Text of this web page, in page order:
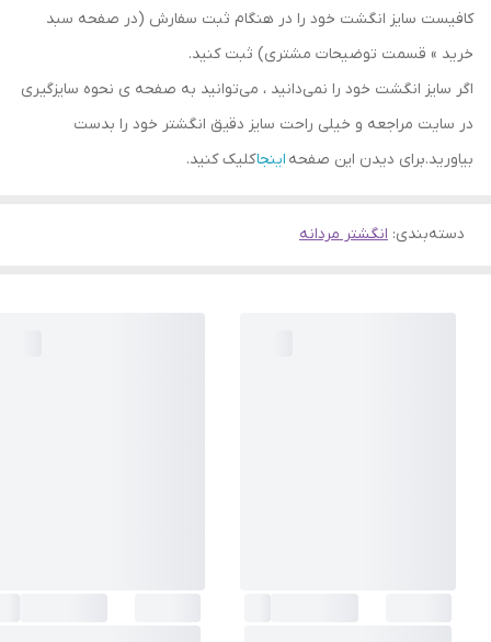
کافیست سایز انگشت خود را در هنگام ثبت سفارش (در صفحه سبد
خرید » قسمت توضیحات مشتری) ثبت کنید.
اگر سایز انگشت خود را نمی‌دانید ، می‌توانید به صفحه ی نحوه سایزگیری
در سایت مراجعه و خیلی راحت سایز دقیق انگشتر خود را بدست
بیاورید.برای دیدن این صفحه اینجاکلیک کنید.
دسته‌بندی: انگشتر مردانه